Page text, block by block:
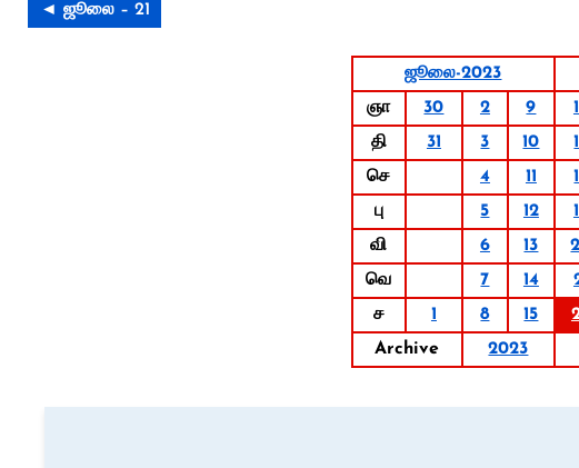
◄ ஜூலை – 21
ஜூலை-2023
ஞா
30 2 9
தி
31 3 10
செ
4 11
பு
5 12
வி
6 13
வெ
7 14
ச
1 8 15
Archive
2023